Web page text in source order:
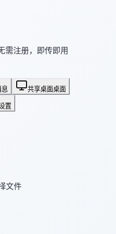
需注册，即传即用
息 共享桌面桌面
置
文件